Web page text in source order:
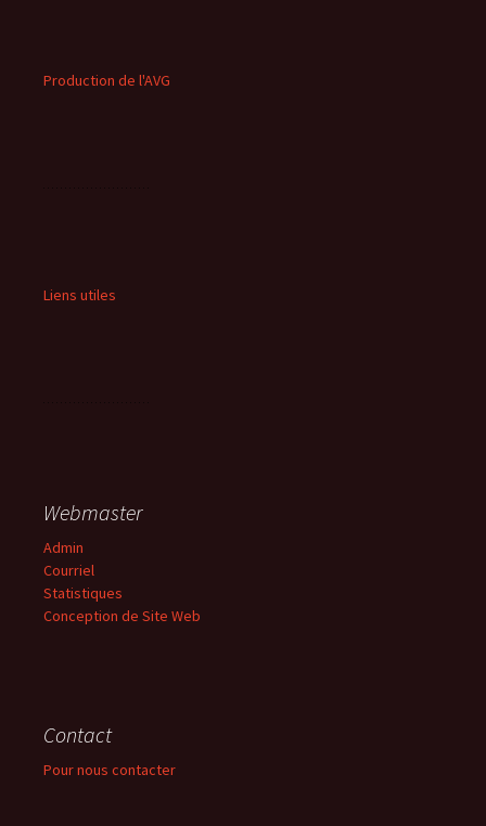
Production de l'AVG
Liens utiles
Webmaster
Admin
Courriel
Statistiques
Conception de Site Web
Contact
Pour nous contacter